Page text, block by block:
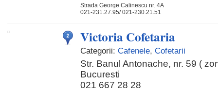
Strada George Calinescu nr. 4A
021-231.27.95/ 021-230.21.51
Victoria Cofetaria
Categorii: Cafenele, Cofetarii
Str. Banul Antonache, nr. 59 (
Bucuresti
021 667 28 28